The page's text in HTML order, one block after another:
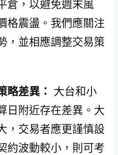
倉，以避免週末風
格震盪。我們應關注
，並相應調整交易策
略差異： 大台和小
日附近存在差異。大
，交易者應更謹慎設
約波動較小，則可考